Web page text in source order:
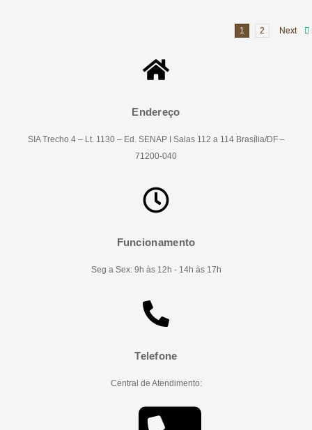
1 2 Next
Endereço
SIA Trecho 4 – Lt. 1130 – Ed. SENAP I Salas 112 a 114 Brasília/DF –
71200-040
Funcionamento
Seg a Sex: 9h às 12h - 14h às 17h
Telefone
Central de Atendimento: